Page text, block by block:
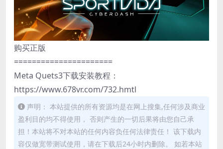
购买正版
======================
Meta Quets3下载安装教程：
https://www.678vr.com/732.hmtl
声明： 本站提供的所有资源均是在网上搜集,任何涉及商业
盈利目的均不得使用， 否则产生的一切后果将由您自己承
担！本站将不对本站的任何内容负任何法律责任！ 该下载内
容仅做宽带测试使用，请在下载后24小时内删除。 如若本站